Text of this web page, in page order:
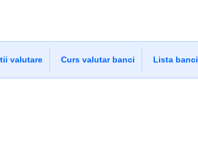
valutare Curs valutar banci Lista banci